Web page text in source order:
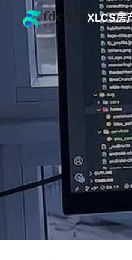
XLCS房